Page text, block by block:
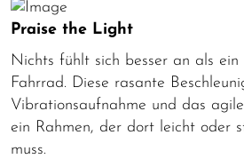
Praise the Light
Nichts fühlt sich besser an als ein
Fahrrad. Diese rasante
Vibrationsaufnahme und das
ein Rahmen, der dort leicht oder
muss.